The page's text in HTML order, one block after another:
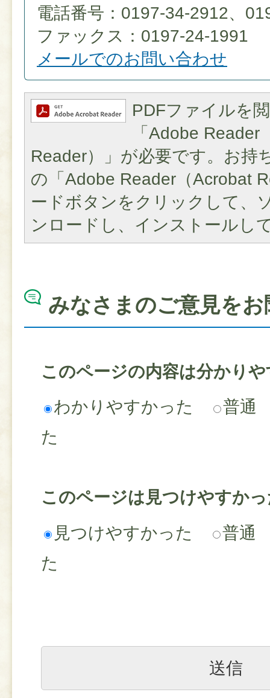
電話番号：0197-34-2912、
ファックス：0197-24-1991
メールでのお問い合わせ
PDFファイルを
「Adobe Reader
Reader）」が必要です。お持
の「Adobe Reader（Acrobat
ードボタンをクリックして、
ンロードし、インストールし
みなさまのご意見を
このページの内容は分かり
わかりやすかった
普通
た
このページは見つけやすか
見つけやすかった
普通
た